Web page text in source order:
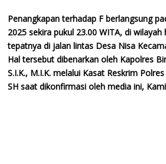
Penangkapan terhadap F berlangsung
2025 sekira pukul 23.00 WITA, di
tepatnya di jalan lintas Desa Nisa
Hal tersebut dibenarkan oleh Kapolres
S.I.K., M.I.K. melalui Kasat Reskrim
SH saat dikonfirmasi oleh media ini,